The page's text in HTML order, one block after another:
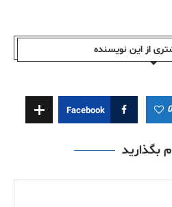
از این نویسندە
0
Facebook
بگذارید